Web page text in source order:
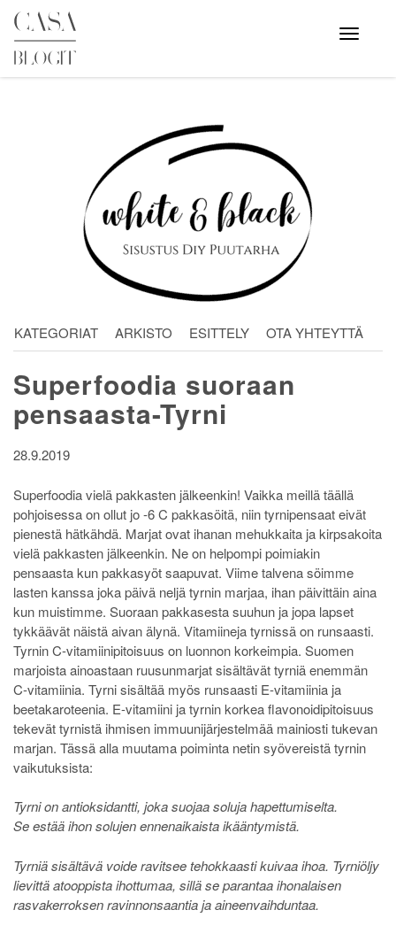
Skip
content
Avaa
valikko
KATEGORIAT ARKISTO ESITTELY OTA YHTEYTTÄ
Superfoodia suoraan
pensaasta-Tyrni
28.9.2019
Superfoodia vielä pakkasten jälkeenkin! Vaikka meillä täällä
pohjoisessa on ollut jo -6 C pakkasöitä, niin tyrnipensaat eivät
pienestä hätkähdä. Marjat ovat ihanan mehukkaita ja kirpsakoita
vielä pakkasten jälkeenkin. Ne on helpompi poimiakin
pensaasta kun pakkasyöt saapuvat. Viime talvena söimme
lasten kanssa joka päivä neljä tyrnin marjaa, ihan päivittäin aina
kun muistimme. Suoraan pakkasesta suuhun ja jopa lapset
tykkäävät näistä aivan älynä. Vitamiineja tyrnissä on runsaasti.
Tyrnin C-vitamiinipitoisuus on luonnon korkeimpia. Suomen
marjoista ainoastaan ruusunmarjat sisältävät tyrniä enemmän
C-vitamiinia. Tyrni sisältää myös runsaasti E-vitamiinia ja
beetakaroteenia. E-vitamiini ja tyrnin korkea flavonoidipitoisuus
tekevät tyrnistä ihmisen immuunijärjestelmää mainiosti tukevan
marjan. Tässä alla muutama poiminta netin syövereistä tyrnin
vaikutuksista:
Tyrni on antioksidantti, joka suojaa soluja hapettumiselta.
Se estää ihon solujen ennenaikaista ikääntymistä.
Tyrniä sisältävä voide ravitsee tehokkaasti kuivaa ihoa. Tyrniöljy
lievittä atooppista ihottumaa, sillä se parantaa ihonalaisen
rasvakerroksen ravinnonsaantia ja aineenvaihduntaa.